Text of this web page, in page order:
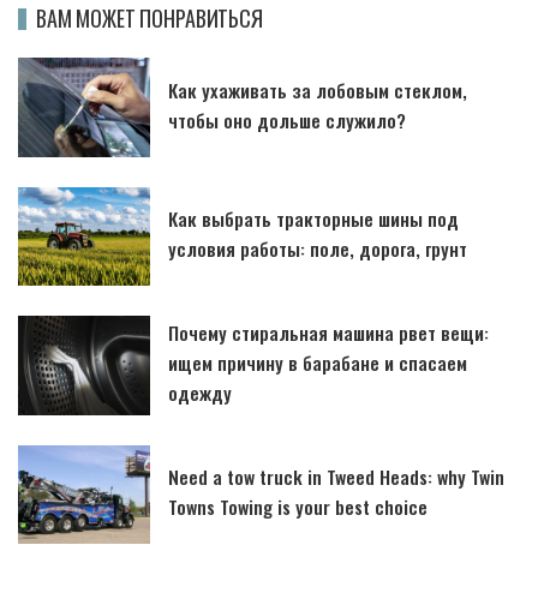
ВАМ МОЖЕТ ПОНРАВИТЬСЯ
Как ухаживать за лобовым стеклом,
чтобы оно дольше служило?
Как выбрать тракторные шины под
условия работы: поле, дорога, грунт
Почему стиральная машина рвет вещи:
ищем причину в барабане и спасаем
одежду
Need a tow truck in Tweed Heads: why Twin
Towns Towing is your best choice